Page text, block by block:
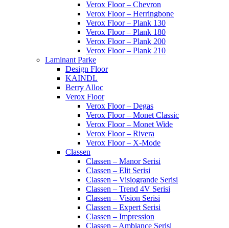
Verox Floor – Chevron
Verox Floor – Herringbone
Verox Floor – Plank 130
Verox Floor – Plank 180
Verox Floor – Plank 200
Verox Floor – Plank 210
Laminant Parke
Design Floor
KAINDL
Berry Alloc
Verox Floor
Verox Floor – Degas
Verox Floor – Monet Classic
Verox Floor – Monet Wide
Verox Floor – Rivera
Verox Floor – X-Mode
Classen
Classen – Manor Serisi
Classen – Elit Serisi
Classen – Visiogrande Serisi
Classen – Trend 4V Serisi
Classen – Vision Serisi
Classen – Expert Serisi
Classen – Impression
Classen – Ambiance Serisi